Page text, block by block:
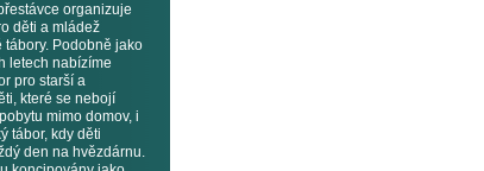
organizuje
děti a mládež
tábory. Podobně jako
letech nabízíme
pro starší a
které se nebojí
mimo domov, i
tábor, kdy děti
den na hvězdárnu.